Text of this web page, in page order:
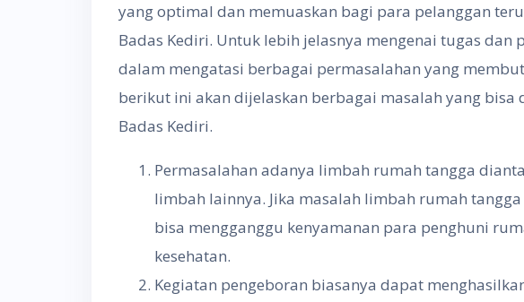
yang optimal dan memuaskan bagi para pelanggan
Badas Kediri. Untuk lebih jelasnya mengenai tugas dan
dalam mengatasi berbagai permasalahan yang
berikut ini akan dijelaskan berbagai masalah yang bisa
Badas Kediri.
Permasalahan adanya limbah rumah tangga
limbah lainnya. Jika masalah limbah rumah
bisa mengganggu kenyamanan para penghuni
kesehatan.
Kegiatan pengeboran biasanya dapat